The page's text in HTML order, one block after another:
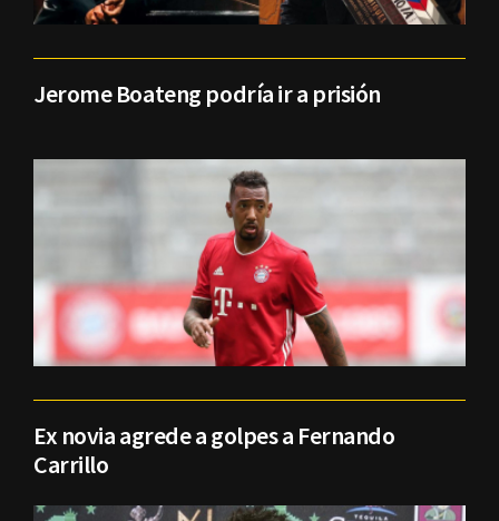
Jerome Boateng podría ir a prisión
Ex novia agrede a golpes a Fernando
Carrillo